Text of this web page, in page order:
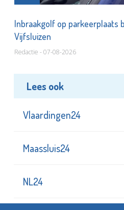
Inbraakgolf op parkeerplaats
Vijfsluizen
Redactie - 07-08-2026
Lees ook
Vlaardingen24
Maassluis24
NL24